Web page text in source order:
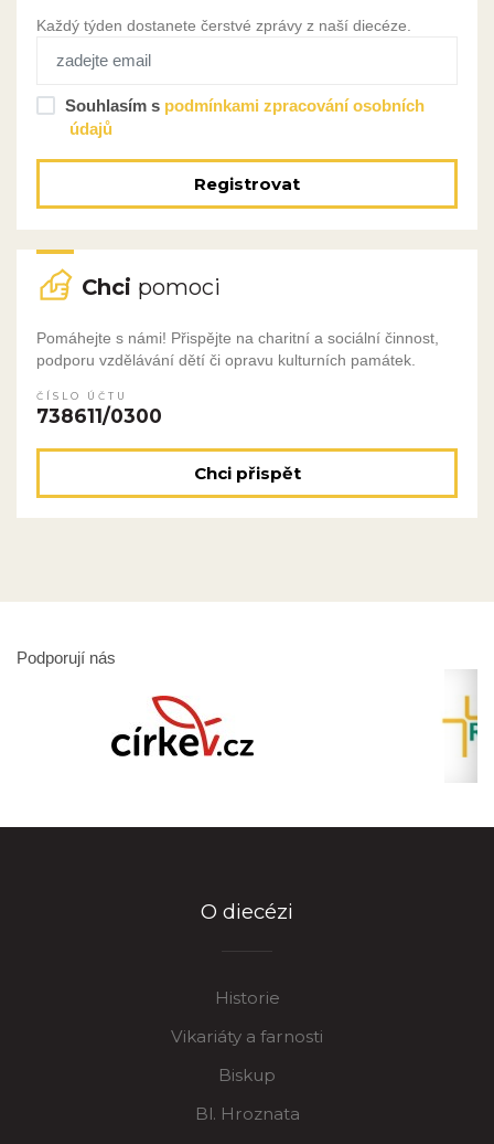
Každý týden dostanete čerstvé zprávy z naší diecéze.
Souhlasím s podmínkami zpracování osobních
údajů
Registrovat
Chci pomoci
Pomáhejte s námi! Přispějte na charitní a sociální činnost,
podporu vzdělávání dětí či opravu kulturních památek.
ČÍSLO ÚČTU
738611/0300
Chci přispět
Podporují nás
O diecézi
Historie
Vikariáty a farnosti
Biskup
Bl. Hroznata